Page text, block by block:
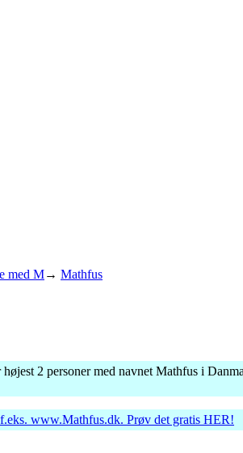
med M→ Mathfus
2 personer med navnet Mathfus i
www.Mathfus.dk. Prøv det gratis HER!